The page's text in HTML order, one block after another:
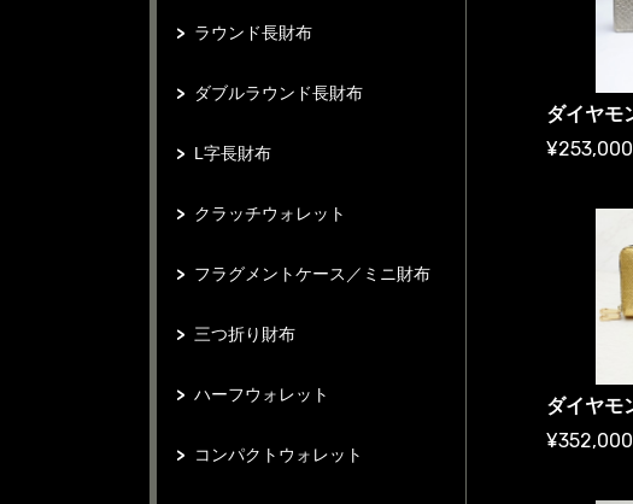
ラウンド長財布
ダブルラウンド長財布
L字長財布
クラッチウォレット
フラグメントケース／ミニ財布
三つ折り財布
ハーフウォレット
コンパクトウォレット
¥253,000
¥352,000